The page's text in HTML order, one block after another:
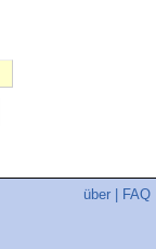
über FAQ